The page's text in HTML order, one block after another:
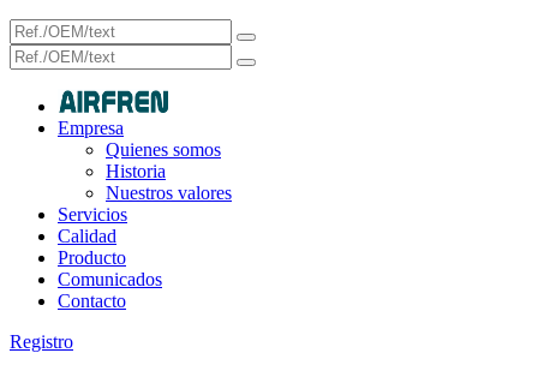
Empresa
Quienes somos
Historia
Nuestros valores
Servicios
Calidad
Producto
Comunicados
Contacto
Registro